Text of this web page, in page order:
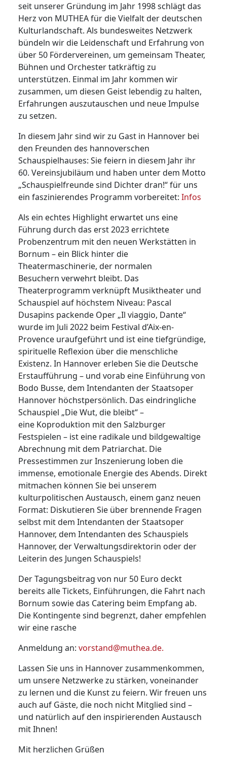
seit unserer Gründung im Jahr 1998 schlägt das
Herz von MUTHEA für die Vielfalt der deutschen
Kulturlandschaft. Als bundesweites Netzwerk
bündeln wir die Leidenschaft und Erfahrung von
über 50 Fördervereinen, um gemeinsam Theater,
Bühnen und Orchester tatkräftig zu
unterstützen. Einmal im Jahr kommen wir
zusammen, um diesen Geist lebendig zu halten,
Erfahrungen auszutauschen und neue Impulse
zu setzen.
In diesem Jahr sind wir zu Gast in Hannover bei
den Freunden des hannoverschen
Schauspielhauses: Sie feiern in diesem Jahr ihr
60. Vereinsjubiläum und haben unter dem Motto
„Schauspielfreunde sind Dichter dran!“ für uns
ein faszinierendes Programm vorbereitet:Infos
Als ein echtes Highlight erwartet uns eine
Führung durch das erst 2023 errichtete
Probenzentrum mit den neuen Werkstätten in
Bornum – ein Blick hinter die
Theatermaschinerie, der normalen
Besuchern verwehrt bleibt. Das
Theaterprogramm verknüpft Musiktheater und
Schauspiel auf höchstem Niveau: Pascal
Dusapins packende Oper „Il viaggio, Dante“
wurde im Juli 2022 beim Festival d’Aix-en-
Provence uraufgeführt und ist eine tiefgründige,
spirituelle Reflexion über die menschliche
Existenz. In Hannover erleben Sie die Deutsche
Erstaufführung – und vorab eine Einführung von
Bodo Busse, dem Intendanten der Staatsoper
Hannover höchstpersönlich. Das eindringliche
Schauspiel „Die Wut, die bleibt“ –
eine Koproduktion mit den Salzburger
Festspielen – ist eine radikale und bildgewaltige
Abrechnung mit dem Patriarchat. Die
Pressestimmen zur Inszenierung loben die
immense, emotionale Energie des Abends. Direkt
mitmachen können Sie bei unserem
kulturpolitischen Austausch, einem ganz neuen
Format: Diskutieren Sie über brennende Fragen
selbst mit dem Intendanten der Staatsoper
Hannover, dem Intendanten des Schauspiels
Hannover, der Verwaltungsdirektorin oder der
Leiterin des Jungen Schauspiels!
Der Tagungsbeitrag von nur 50 Euro deckt
bereits alle Tickets, Einführungen, die Fahrt nach
Bornum sowie das Catering beim Empfang ab.
Die Kontingente sind begrenzt, daher empfehlen
wir eine rasche
Anmeldung an:vorstand@muthea.de.
Lassen Sie uns in Hannover zusammenkommen,
um unsere Netzwerke zu stärken, voneinander
zu lernen und die Kunst zu feiern. Wir freuen uns
auch auf Gäste, die noch nicht Mitglied sind –
und natürlich auf den inspirierenden Austausch
mit Ihnen!
Mit herzlichen Grüßen